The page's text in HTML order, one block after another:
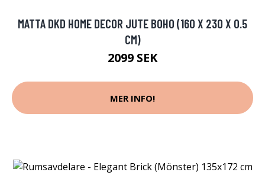
MATTA DKD HOME DECOR JUTE BOHO (160 X 230 X 0.5
CM)
2099 SEK
MER INFO!